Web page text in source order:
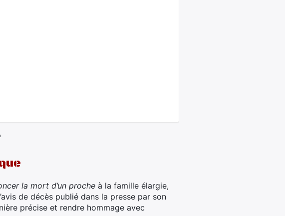
la mort d’un proche à la famille élargie,
de décès publié dans la presse par son
précise et rendre hommage avec